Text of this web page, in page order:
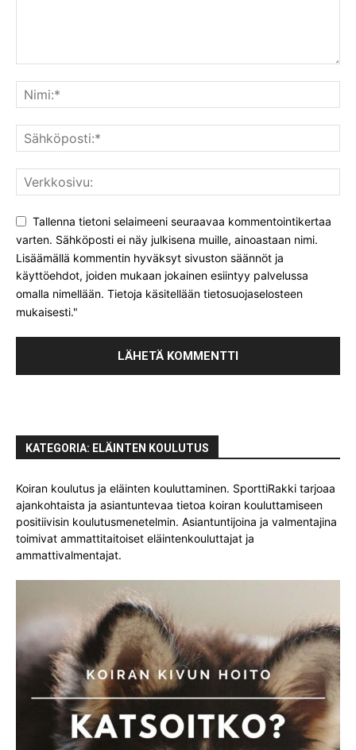
Tallenna tietoni selaimeeni seuraavaa kommentointikertaa
varten. Sähköposti ei näy julkisena muille, ainoastaan nimi.
Lisäämällä kommentin hyväksyt sivuston säännöt ja
käyttöehdot, joiden mukaan jokainen esiintyy palvelussa
omalla nimellään. Tietoja käsitellään tietosuojaselosteen
mukaisesti."
KATEGORIA: ELÄINTEN KOULUTUS
Koiran koulutus ja eläinten kouluttaminen. SporttiRakki tarjoaa
ajankohtaista ja asiantuntevaa tietoa koiran kouluttamiseen
positiivisin koulutusmenetelmin. Asiantuntijoina ja valmentajina
toimivat ammattitaitoiset eläintenkouluttajat ja
ammattivalmentajat.